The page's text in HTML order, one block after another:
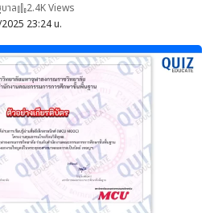
23:24 น.
าล 2.4K Views